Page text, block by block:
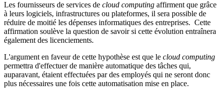
Les fournisseurs de services de cloud computing affirment que grâce
à leurs logiciels, infrastructures ou plateformes, il sera possible de
réduire de moitié les dépenses informatiques des entreprises. Cette
affirmation soulève la question de savoir si cette évolution entraînera
également des licenciements.
L'argument en faveur de cette hypothèse est que le cloud computing
permettra d'effectuer de manière automatique des tâches qui,
auparavant, étaient effectuées par des employés qui ne seront donc
plus nécessaires une fois cette automatisation mise en place.